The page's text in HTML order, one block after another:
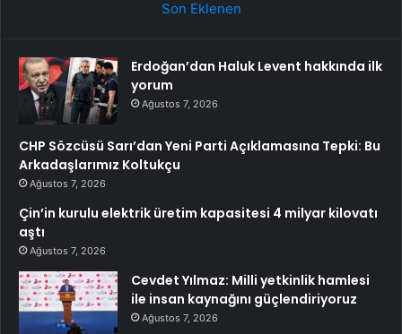
Son Eklenen
Erdoğan’dan Haluk Levent hakkında ilk
yorum
Ağustos 7, 2026
CHP Sözcüsü Sarı’dan Yeni Parti Açıklamasına Tepki: Bu
Arkadaşlarımız Koltukçu
Ağustos 7, 2026
Çin’in kurulu elektrik üretim kapasitesi 4 milyar kilovatı
aştı
Ağustos 7, 2026
Cevdet Yılmaz: Milli yetkinlik hamlesi
ile insan kaynağını güçlendiriyoruz
Ağustos 7, 2026